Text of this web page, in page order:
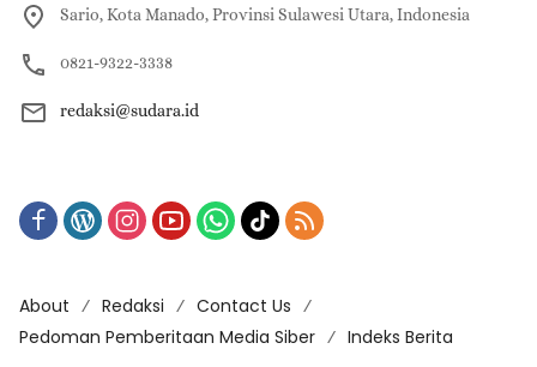
Sario, Kota Manado, Provinsi Sulawesi Utara, Indonesia
0821-9322-3338
redaksi@sudara.id
About Redaksi
Contact Us
Pedoman Pemberitaan Media Siber
Indeks Berita